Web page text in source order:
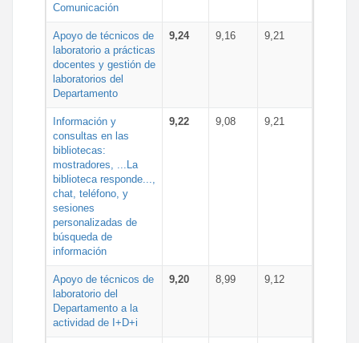
Comunicación
Apoyo de técnicos de
laboratorio a prácticas
docentes y gestión de
laboratorios del
Departamento
9,24 9,16 9,21
Información y
consultas en las
bibliotecas:
mostradores, ...La
biblioteca responde...,
chat, teléfono, y
sesiones
personalizadas de
búsqueda de
información
9,22 9,08 9,21
Apoyo de técnicos de
laboratorio del
Departamento a la
actividad de I+D+i
9,20 8,99 9,12